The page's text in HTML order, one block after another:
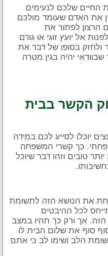
החיים שלכם לנעימים
את האדם שעומד מולכם
הרצון לפתור את
אל יועץ זוגי או גורם
ולחזק בסופו של דבר את
יהיה בגין מטרה
הקשר בבית
יוכלו לסייע לכם במידה
כך קשרי המשפחה
טובים וזהו דבר שיוכל
את הנושא הזה לתשומת
לכל ההיבטים
הזה. אך ורק כך תהיו במצב
סוף סוף את שלום הבית לו
הלב ושימו לב כי אתם